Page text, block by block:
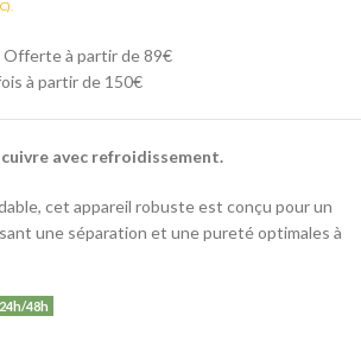
Offerte à partir de 89€
à partir de 150€
avec refroidissement.
cet appareil robuste est conçu pour un
une séparation et une pureté optimales à
48h